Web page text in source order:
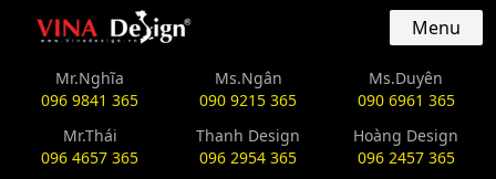
vinadesign.vn Menu
Mr.Nghĩa
096 9841 365
Ms.Ngân
090 9215 365
Ms.Duyên
090 6961 365
Mr.Thái
096 4657 365
Thanh Design
096 2954 365
Hoàng Design
096 2457 365